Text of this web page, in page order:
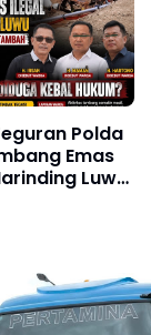
Polda
Emas
Luwu